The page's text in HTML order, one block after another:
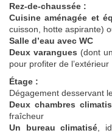
Rez-de-chaussée :
Cuisine aménagée et
cuisson, hotte aspirante)
Salle d’eau avec WC
Deux varangues (dont
pour profiter de l’extérieur
Étage :
Dégagement desservant
Deux chambres
fraîcheur
Un bureau climatisé ,